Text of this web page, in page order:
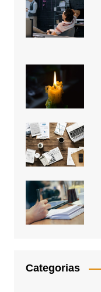
Categorias